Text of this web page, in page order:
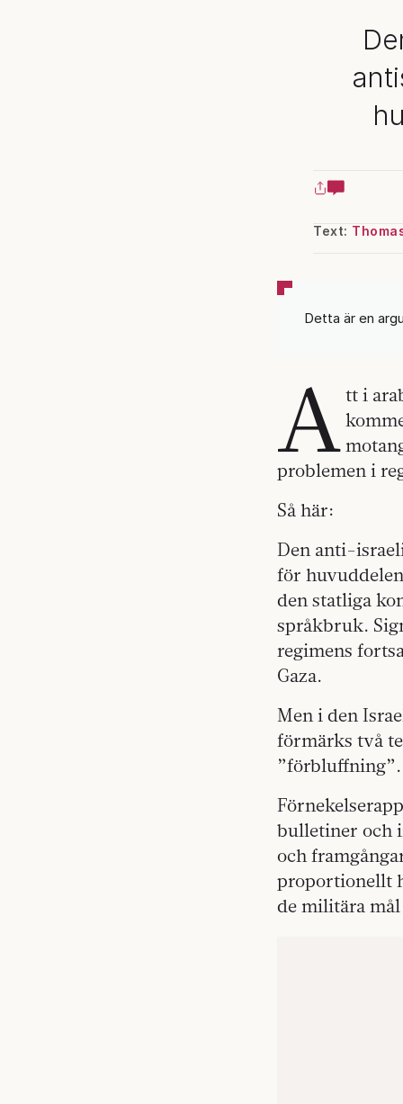
Text:
Detta är en
A tt i
problemen i
Så här:
Den anti-
för
den statliga
språkbruk.
regimens
Gaza.
Men i den
förmärks två
bulletiner och
och
proportionellt
de militära mål